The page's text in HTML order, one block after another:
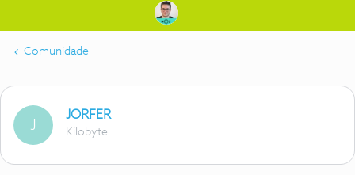
Comunidade
J
JORFER
Kilobyte